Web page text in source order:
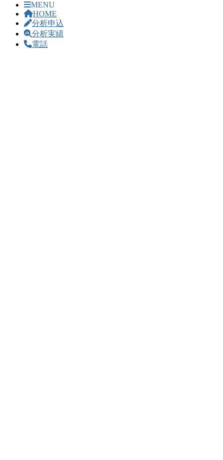
MENU
HOME
分析申込
分析実績
電話